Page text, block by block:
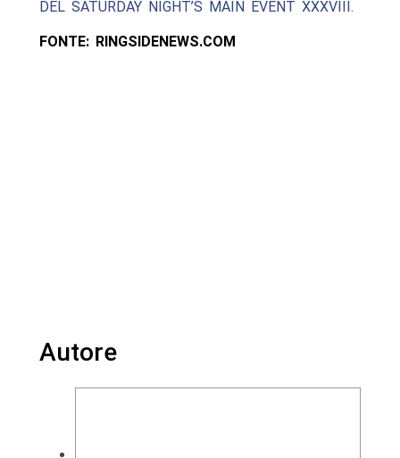
DEL SATURDAY NIGHT’S MAIN EVENT XXXVIII.
FONTE: RINGSIDENEWS.COM
Autore